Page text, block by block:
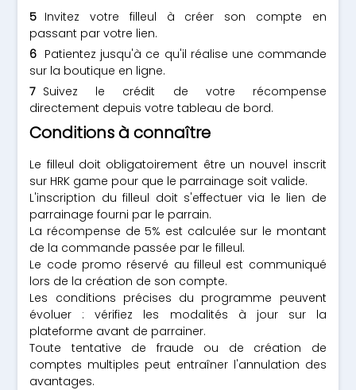
Invitez votre filleul à créer son compte en
passant par votre lien.
Patientez jusqu'à ce qu'il réalise une commande
sur la boutique en ligne.
Suivez le crédit de votre récompense
directement depuis votre tableau de bord.
Conditions à connaître
Le filleul doit obligatoirement être un nouvel inscrit
sur HRK game pour que le parrainage soit valide.
L'inscription du filleul doit s'effectuer via le lien de
parrainage fourni par le parrain.
La récompense de 5% est calculée sur le montant
de la commande passée par le filleul.
Le code promo réservé au filleul est communiqué
lors de la création de son compte.
Les conditions précises du programme peuvent
évoluer : vérifiez les modalités à jour sur la
plateforme avant de parrainer.
Toute tentative de fraude ou de création de
comptes multiples peut entraîner l'annulation des
avantages.